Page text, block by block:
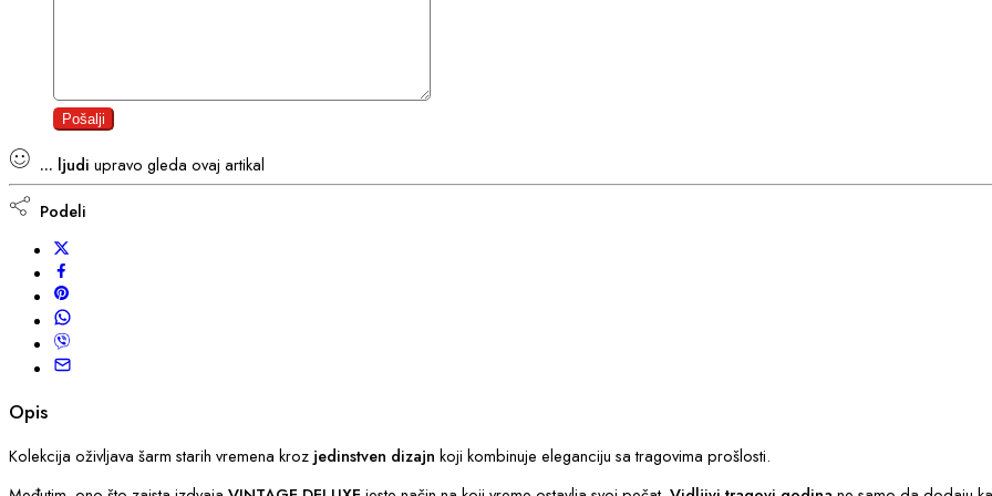
... ljudi upravo gleda ovaj artikal
Podeli
Opis
Kolekcija oživljava šarm starih vremena kroz jedinstven dizajn koji kombinuje eleganciju sa tragovima prošlosti.